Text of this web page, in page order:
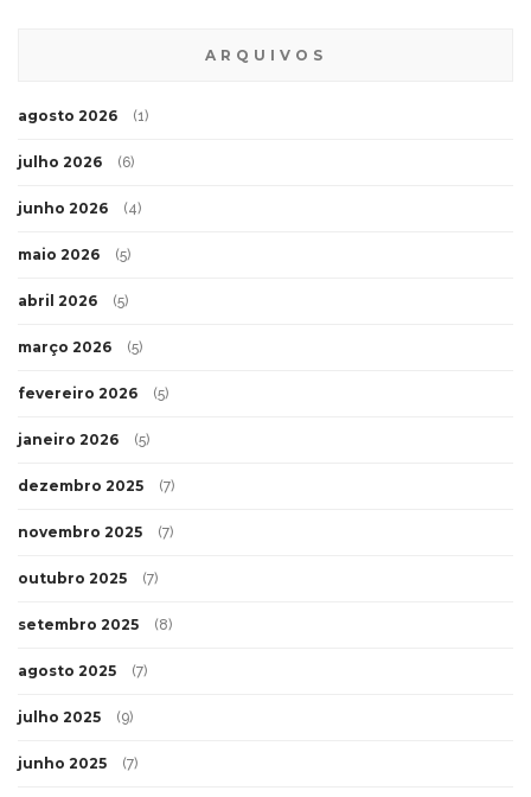
ARQUIVOS
agosto 2026 (1)
julho 2026 (6)
junho 2026 (4)
maio 2026 (5)
abril 2026 (5)
março 2026 (5)
fevereiro 2026 (5)
janeiro 2026 (5)
dezembro 2025 (7)
novembro 2025 (7)
outubro 2025 (7)
setembro 2025 (8)
agosto 2025 (7)
julho 2025 (9)
junho 2025 (7)